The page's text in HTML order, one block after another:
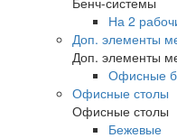
На 2
Доп. элементы
Доп. элементы
Офисные
Офисные столы
Офисные столы
Бежевые